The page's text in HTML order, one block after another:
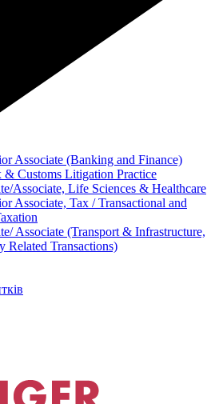
Associate (Banking and Finance)
& Customs Litigation Practice
Associate, Life Sciences & Healthcare
Associate, Tax / Transactional and
Associate (Transport & Infrastructure,
Related Transactions)